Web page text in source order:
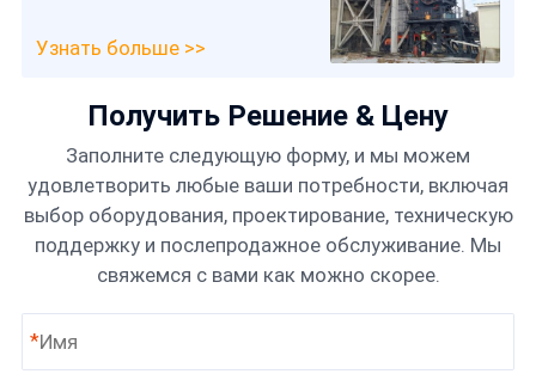
Узнать больше >>
Получить Решение & Цену
Заполните следующую форму, и мы можем
удовлетворить любые ваши потребности, включая
выбор оборудования, проектирование, техническую
поддержку и послепродажное обслуживание. Мы
свяжемся с вами как можно скорее.
*